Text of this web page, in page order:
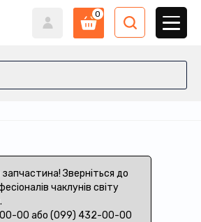
0
запчастина! Зверніться до
чаклунів світу
00 або (099) 432-00-00